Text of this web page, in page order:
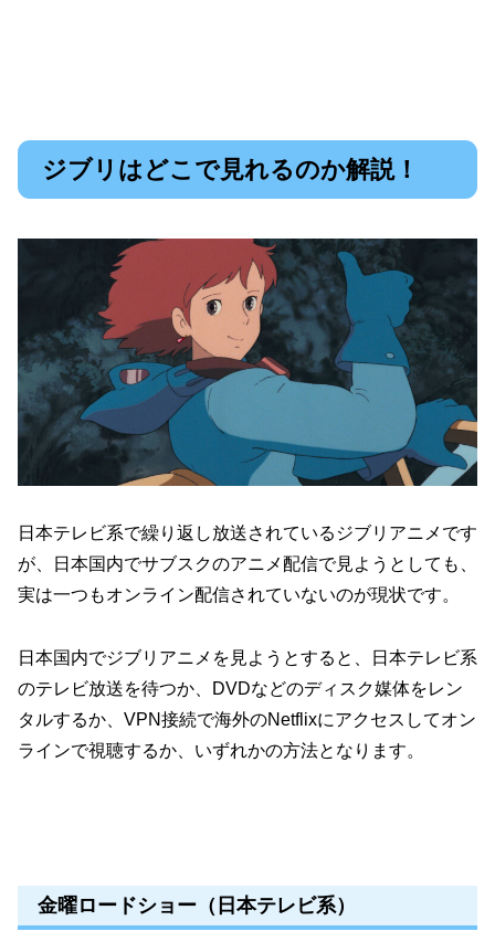
ジブリはどこで見れるのか解説！
日本テレビ系で繰り返し放送されているジブリアニメです
が、日本国内でサブスクのアニメ配信で見ようとしても、
実は一つもオンライン配信されていないのが現状です。
日本国内でジブリアニメを見ようとすると、日本テレビ系
のテレビ放送を待つか、DVDなどのディスク媒体をレン
タルするか、VPN接続で海外のNetflixにアクセスしてオン
ラインで視聴するか、いずれかの方法となります。
金曜ロードショー（日本テレビ系）